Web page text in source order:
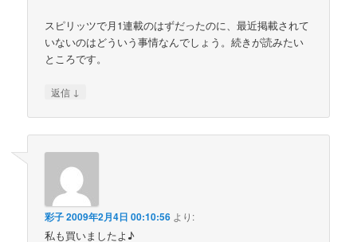
スピリッツで月1連載のはずだったのに、最近掲載されて
いないのはどういう事情なんでしょう。続きが読みたい
ところです。
返信 ↓
彩子2009年2月4日 00:10:56 より:
私も買いましたよ♪